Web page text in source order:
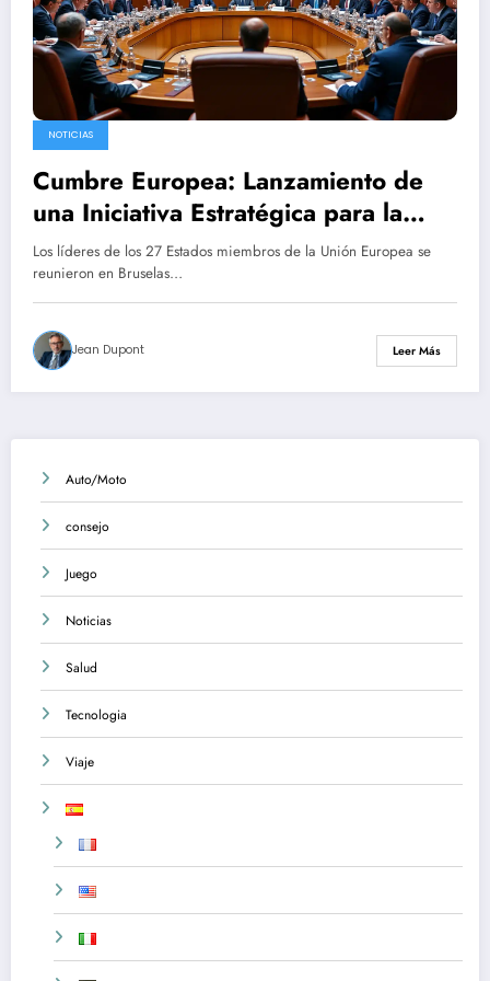
NOTICIAS
Cumbre Europea: Lanzamiento de
una Iniciativa Estratégica para la
Defensa Colectiva
Los líderes de los 27 Estados miembros de la Unión Europea se
reunieron en Bruselas…
Jean Dupont Leer Más
Auto/Moto
consejo
Juego
Noticias
Salud
Tecnologia
Viaje